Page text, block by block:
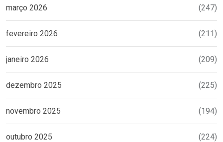
março 2026 (247)
fevereiro 2026 (211)
janeiro 2026 (209)
dezembro 2025 (225)
novembro 2025 (194)
outubro 2025 (224)